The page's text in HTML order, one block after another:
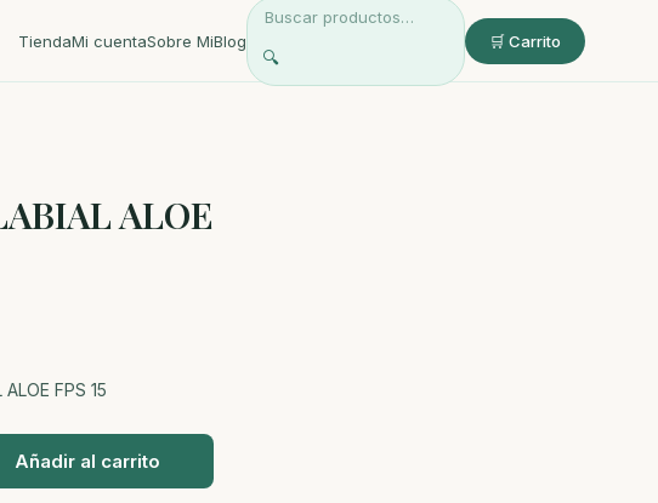
TiendaMi cuentaSobre MiBlog
🔍
🛒 Carrito
ALOE
FPS 15
Añadir al carrito